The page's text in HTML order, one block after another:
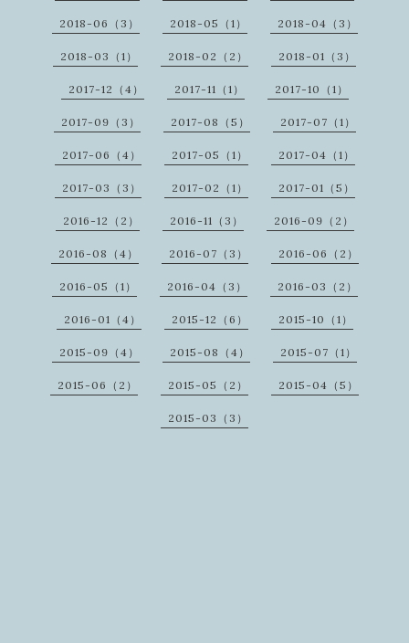
2018-06（3） 2018-05（1） 2018-04（3）
2018-03（1） 2018-02（2） 2018-01（3）
2017-12（4） 2017-11（1） 2017-10（1）
2017-09（3） 2017-08（5） 2017-07（1）
2017-06（4） 2017-05（1） 2017-04（1）
2017-03（3） 2017-02（1） 2017-01（5）
2016-12（2） 2016-11（3） 2016-09（2）
2016-08（4） 2016-07（3） 2016-06（2）
2016-05（1） 2016-04（3） 2016-03（2）
2016-01（4） 2015-12（6） 2015-10（1）
2015-09（4） 2015-08（4） 2015-07（1）
2015-06（2） 2015-05（2） 2015-04（5）
2015-03（3）